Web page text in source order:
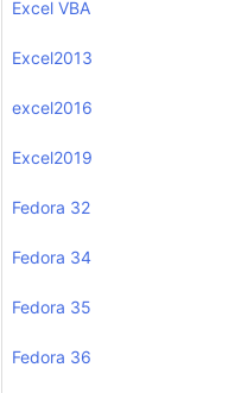
Excel VBA
Excel2013
excel2016
Excel2019
Fedora 32
Fedora 34
Fedora 35
Fedora 36